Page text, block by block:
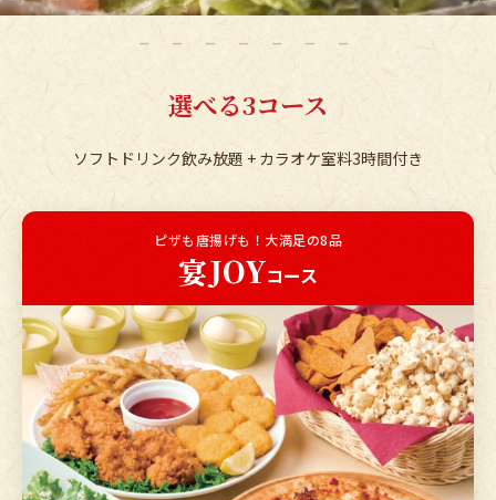
– – – – – – –
選べる3コース
ソフトドリンク飲み放題 + カラオケ室料3時間付き
宴JOYコース
ピザも唐揚げも！大満足の8品